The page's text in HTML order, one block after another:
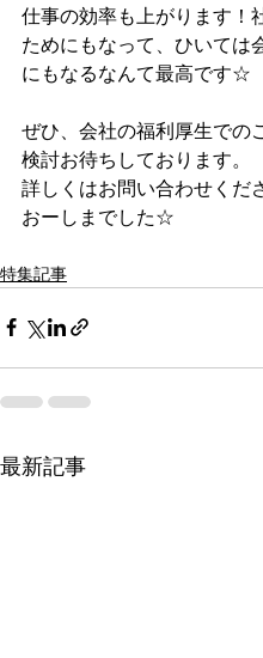
仕事の効率も上がります！
ためにもなって、ひいては
にもなるなんて最高です☆
ぜひ、会社の福利厚生での
検討お待ちしております。
詳しくはお問い合わせくだ
おーしまでした☆
特集記事
最新記事